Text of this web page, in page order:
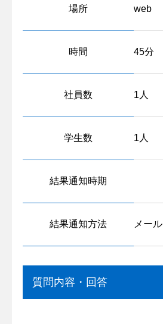
場所 web
時間 45分
社員数 1人
学生数 1人
結果通知時期
結果通知方法 メール
質問内容・回答